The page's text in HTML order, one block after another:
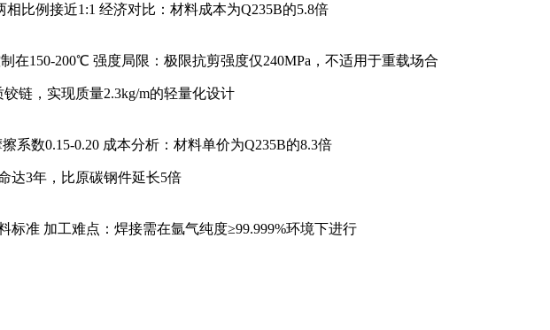
相比例接近1:1 经济对比：材料成本为Q235B的5.8倍
在150-200℃ 强度局限：极限抗剪强度仅240MPa，不适用于重载场合
链，实现质量2.3kg/m的轻量化设计
系数0.15-0.20 成本分析：材料单价为Q235B的8.3倍
达3年，比原碳钢件延长5倍
标准 加工难点：焊接需在氩气纯度≥99.999%环境下进行